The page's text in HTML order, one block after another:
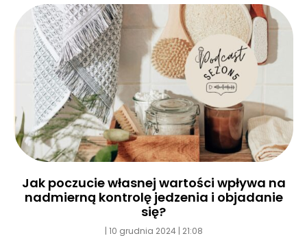
Jak poczucie własnej wartości wpływa na
nadmierną kontrolę jedzenia i objadanie
się?
10 grudnia 2024 21:08